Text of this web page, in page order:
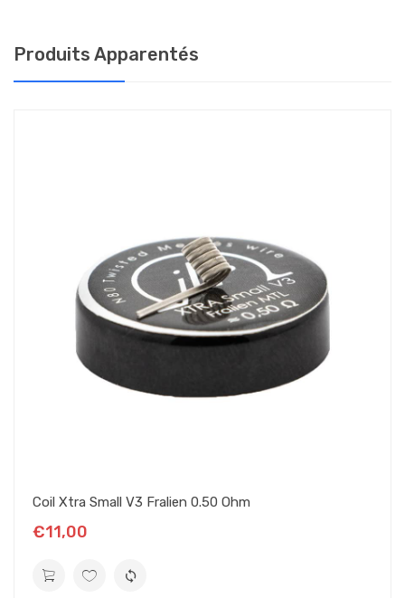
entretien.
à brosser légèrement les coils avec une brosse métallique douce,
puis à les passer au bac à ultrasons,
pour les brosser à nouveau, avant de les remettre en service.
COIL ALIEN MTL EN NI80, 2.5MM
Un coil Alien est similaire à un clapton, une âme entourée d’un fil
Livré avec un pad de coton, ce coil convient particulièrement
Cinq spires de 2.5mm de diamètre
Produits Apparentés
Coil Xtra Small V3 Fralien 0.50 Ohm
€11,00